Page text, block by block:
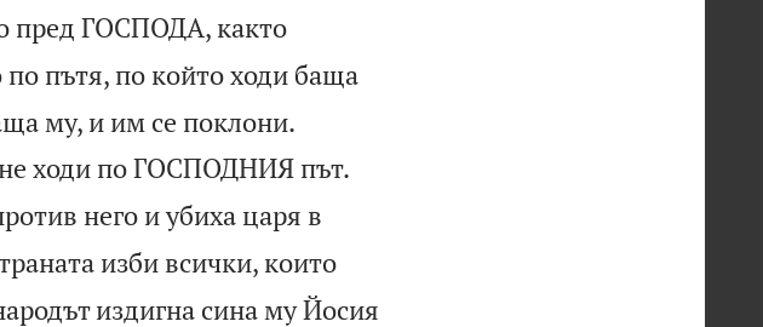
пред ГОСПОДА, както
пътя, по който ходи баща
му, и им се поклони.
ходи по ГОСПОДНИЯ път.
него и убиха царя в
изби всички, които
издигна сина му Йосия